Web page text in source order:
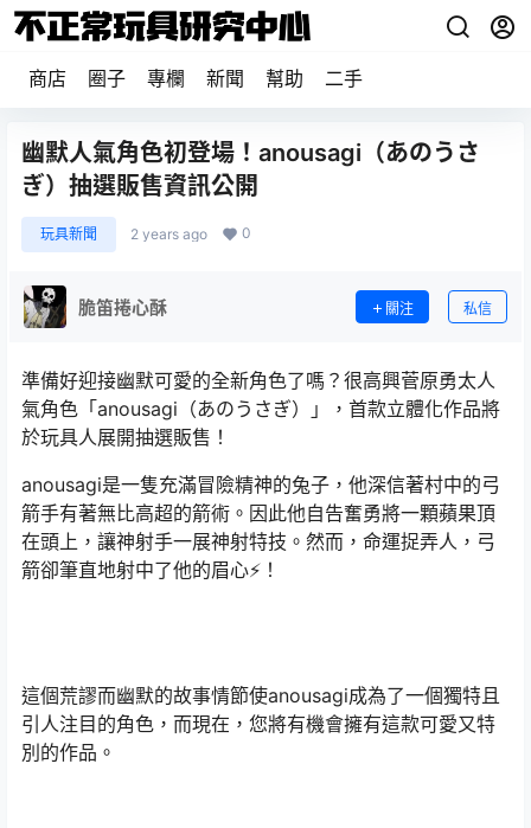
商店 圈子 專欄 新聞 幫助 二手
幽默人氣角色初登場！anousagi（あのうさ
ぎ）抽選販售資訊公開
玩具新聞 2 years ago 0
脆笛捲心酥 關注 私信
準備好迎接幽默可愛的全新角色了嗎？很高興菅原勇太人
氣角色「anousagi（あのうさぎ）」，首款立體化作品將
於玩具人展開抽選販售！
anousagi是一隻充滿冒險精神的兔子，他深信著村中的弓
箭手有著無比高超的箭術。因此他自告奮勇將一顆蘋果頂
在頭上，讓神射手一展神射特技。然而，命運捉弄人，弓
箭卻筆直地射中了他的眉心⚡！
這個荒謬而幽默的故事情節使anousagi成為了一個獨特且
引人注目的角色，而現在，您將有機會擁有這款可愛又特
別的作品。